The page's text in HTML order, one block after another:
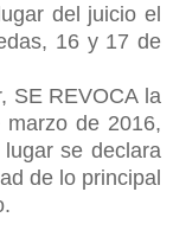
del juicio el
16 y 17 de
SE REVOCA la
de 2016,
se declara
de lo principal